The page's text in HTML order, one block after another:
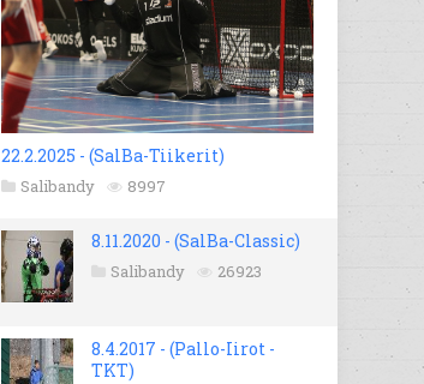
22.2.2025 - (SalBa-Tiikerit)
Salibandy 8997
8.11.2020 - (SalBa-Classic)
Salibandy 26923
8.4.2017 - (Pallo-Iirot -
TKT)